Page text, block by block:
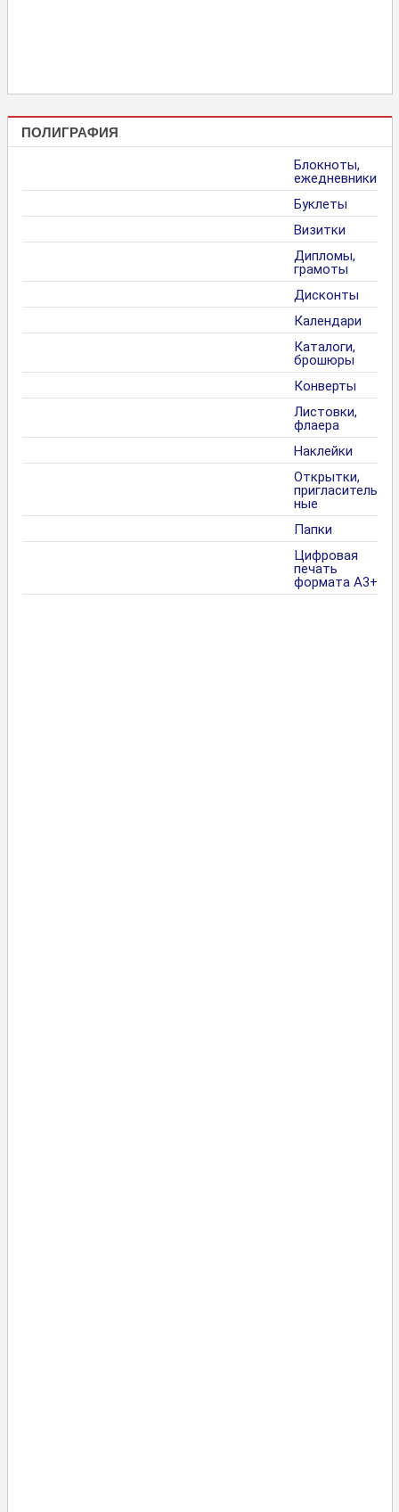
ПОЛИГРАФИЯ
Блокноты,
ежедневники
Буклеты
Визитки
Дипломы,
грамоты
Дисконты
Календари
Каталоги,
брошюры
Конверты
Листовки,
флаера
Наклейки
Открытки,
пригласитель
ные
Папки
Цифровая
печать
формата А3+